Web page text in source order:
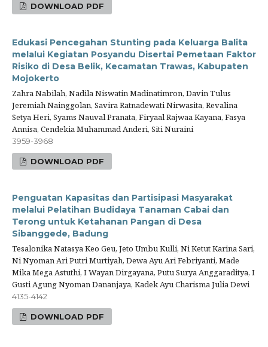
DOWNLOAD PDF
Edukasi Pencegahan Stunting pada Keluarga Balita
melalui Kegiatan Posyandu Disertai Pemetaan Faktor
Risiko di Desa Belik, Kecamatan Trawas, Kabupaten
Mojokerto
Zahra Nabilah, Nadila Niswatin Madinatimron, Davin Tulus
Jeremiah Nainggolan, Savira Ratnadewati Nirwasita, Revalina
Setya Heri, Syams Nauval Pranata, Firyaal Rajwaa Kayana, Fasya
Annisa, Cendekia Muhammad Anderi, Siti Nuraini
3959-3968
DOWNLOAD PDF
Penguatan Kapasitas dan Partisipasi Masyarakat
melalui Pelatihan Budidaya Tanaman Cabai dan
Terong untuk Ketahanan Pangan di Desa
Sibanggede, Badung
Tesalonika Natasya Keo Geu, Jeto Umbu Kulli, Ni Ketut Karina Sari,
Ni Nyoman Ari Putri Murtiyah, Dewa Ayu Ari Febriyanti, Made
Mika Mega Astuthi, I Wayan Dirgayana, Putu Surya Anggaraditya, I
Gusti Agung Nyoman Dananjaya, Kadek Ayu Charisma Julia Dewi
4135-4142
DOWNLOAD PDF